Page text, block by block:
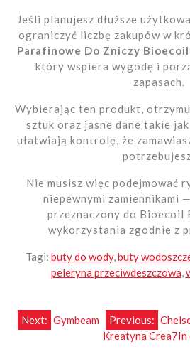
Jeśli planujesz dłuższe
ograniczyć liczbę zakupów w
Parafinowe Do Zniczy
który wspiera wygodę i
zapasach.
Wybierając ten produkt,
sztuk oraz jasne dane takie
ułatwiają kontrolę, że
Nie musisz więc podejmować
niepewnymi zamiennikami
przeznaczony do Bioecoil
wykorzystania zgodnie z
Tagi: buty do wody,buty
peleryna przeciwdeszczowa,
NawigacjaPrevious:
Next: Gymbeam
Kreatyna